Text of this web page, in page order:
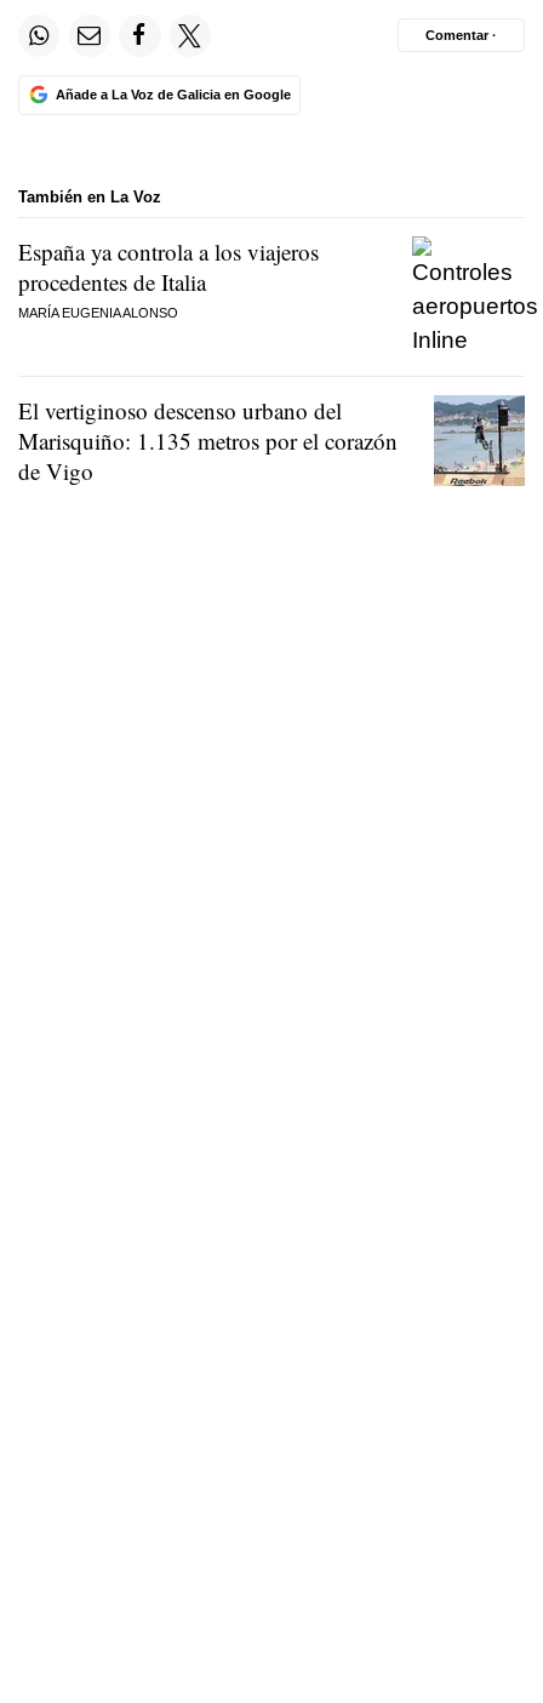
Añade a La Voz de Galicia en Google
Comentar ·
También en La Voz
España ya controla a los viajeros
procedentes de Italia
MARÍA EUGENIA ALONSO
El vertiginoso descenso urbano del
Marisquiño: 1.135 metros por el corazón
de Vigo